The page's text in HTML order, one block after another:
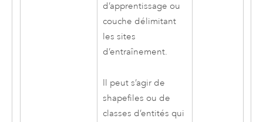
d’apprentissage ou
couche délimitant
les sites
d’entraînement.
Il peut s’agir de
shapefiles ou de
classes d’entités qui